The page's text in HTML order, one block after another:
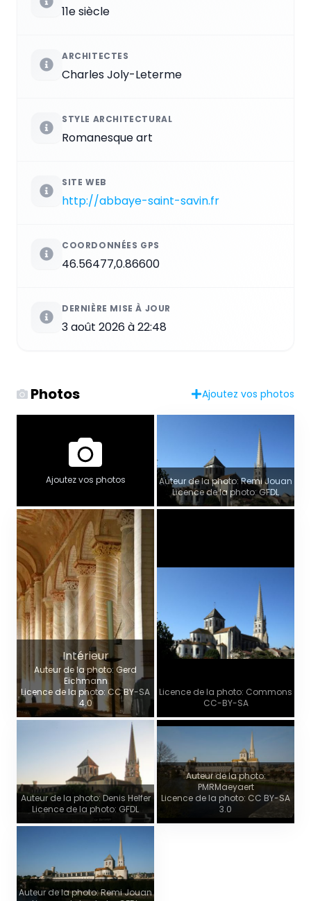
11e siècle
ARCHITECTES
Charles Joly-Leterme
STYLE ARCHITECTURAL
Romanesque art
SITE WEB
http://abbaye-saint-savin.fr
COORDONNÉES GPS
46.56477,0.86600
DERNIÈRE MISE À JOUR
3 août 2026 à 22:48
Photos Ajoutez vos photos
Ajoutez vos photos
Auteur de la photo: Remi Jouan
Licence de la photo: GFDL
Intérieur
Auteur de la photo: Gerd
Eichmann
Licence de la photo: CC BY-SA
4.0
Licence de la photo: Commons
CC-BY-SA
Auteur de la photo: Denis Helfer
Licence de la photo: GFDL
Auteur de la photo:
PMRMaeyaert
Licence de la photo: CC BY-SA
3.0
Auteur de la photo: Remi Jouan